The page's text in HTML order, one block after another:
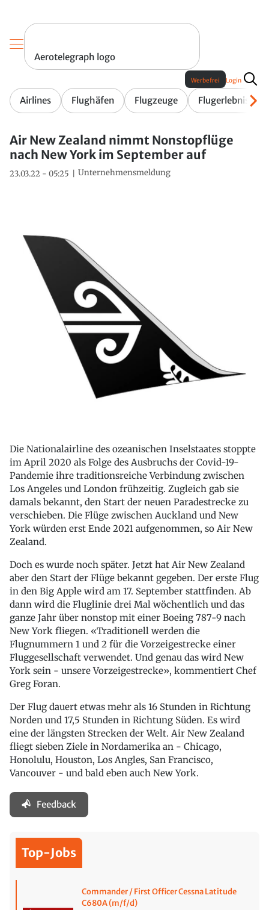
Aerotelegraph logo
Airlines Flughäfen Flugzeuge Flugerlebnis
Werbefrei Login
Air New Zealand nimmt Nonstopflüge
nach New York im September auf
23.03.22 - 05:25 Unternehmensmeldung
Die Nationalairline des ozeanischen Inselstaates stoppte
im April 2020 als Folge des Ausbruchs der Covid-19-
Pandemie ihre traditionsreiche Verbindung zwischen
Los Angeles und London frühzeitig. Zugleich gab sie
damals bekannt, den Start der neuen Paradestrecke zu
verschieben. Die Flüge zwischen Auckland und New
York würden erst Ende 2021 aufgenommen, so Air New
Zealand.
Doch es wurde noch später. Jetzt hat Air New Zealand
aber den Start der Flüge bekannt gegeben. Der erste Flug
in den Big Apple wird am 17. September stattfinden. Ab
dann wird die Fluglinie drei Mal wöchentlich und das
ganze Jahr über nonstop mit einer Boeing 787-9 nach
New York fliegen. «Traditionell werden die
Flugnummern 1 und 2 für die Vorzeigestrecke einer
Fluggesellschaft verwendet. Und genau das wird New
York sein - unsere Vorzeigestrecke», kommentiert Chef
Greg Foran.
Der Flug dauert etwas mehr als 16 Stunden in Richtung
Norden und 17,5 Stunden in Richtung Süden. Es wird
eine der längsten Strecken der Welt. Air New Zealand
fliegt sieben Ziele in Nordamerika an - Chicago,
Honolulu, Houston, Los Angles, San Francisco,
Vancouver - und bald eben auch New York.
Feedback
Top-Jobs
Commander / First Officer Cessna Latitude
C680A (m/f/d)